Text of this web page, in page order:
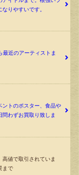
りやすいです。
最近のアーティストま
ントのポスター、食品や
わずお買取り致しま
値で取引されていま
まで